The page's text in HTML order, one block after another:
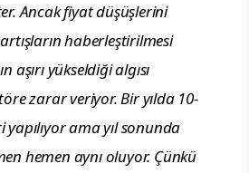
Ancak fiyat düşüşlerini
haberleştirilmesi
aşırı yükseldiği algısı
zarar veriyor. Bir yılda 10-
ama yıl sonunda
hemen aynı oluyor. Çünkü